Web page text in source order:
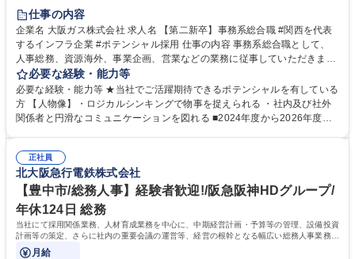
服装自由
第二新卒歓迎
仕事の内容
企業名 大阪ガス株式会社 求人名 【第二新卒】事務系総合職 #関西を代表
するインフラ企業 #ポテンシャル採用 仕事の内容 事務系総合職として、
人事総務、資源海外、事業企画、営業などの業務に従事していただきま
す。 【業務内容の一例】■所属事業部の勤労業務 ■海外に関係する各種業
務 ■営業部門の企画スタッフ、ルート営業 【キャリアパス】入社後の配属
ポジションで一定期間ご活躍頂いた後、本人の適性及び将来のキャリアを
鑑みてジョブローテーションを行います。 【育成】OJTでの現場育成や研
表するインフラ企業 #ポテンシャル採用
必要な経験・能力等
必要な経験・能力等 ★当社でご活躍期待できるポテンシャルを有している
方 【人物像】・ロジカルシンキングで物事を捉えられる ・社内及び社外
関係者と円滑なコミュニケーションを図れる ■2024年度から2026年度ま
72.html ■エネルギーセキュリティの不安定化や気候変動による自然災害の
甚大化など、これまで以上に社会課題解決の重要性が高まっています。
「未来の日常」の創造に向けて持続可能な社会の実現に貢献してまいりま
す。 学歴・資格 学歴：大学院 大学 語学力： 資格：
正社員
北大阪急行電鉄株式会社
【豊中市/総務人事】経験者歓迎!/阪急阪神HDグループ/
年休124日 総務
当社にて採用関係業務、人材育成業務を中心に、中期経営計画・予算等の管理、設備投資
計画等の策定、さらに社内の重要会議の運営等、経営の根幹となる幅広い総務人事業務全
般を担当していただきます。
月給